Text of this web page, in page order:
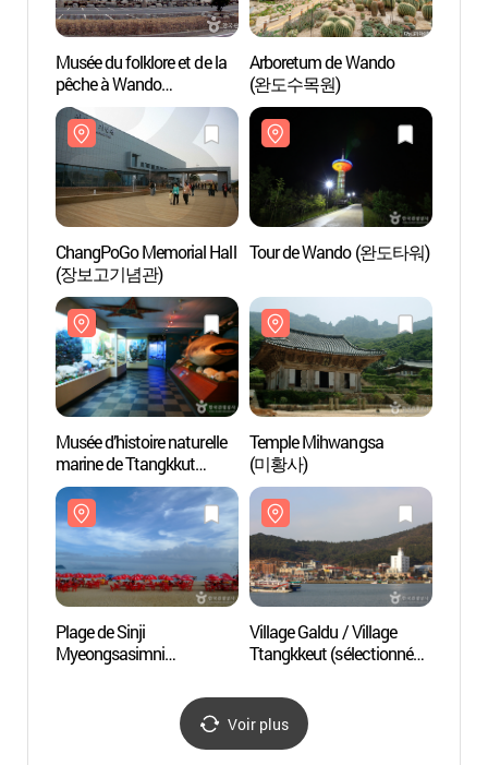
Musée du folklore et de la
pêche à Wando
(완도어촌민속전시관)
Arboretum de Wando
(완도수목원)
ChangPoGo Memorial Hall
(장보고기념관)
Tour de Wando (완도타워)
Musée d’histoire naturelle
marine de Ttangkkut
(땅끝해양자연사박물관)
Temple Mihwangsa
(미황사)
Plage de Sinji
Myeongsasimni
Village Galdu / Village
Ttangkkeut (sélectionné
villages de pêcheurs par le
ministère de la mer)
Voir plus